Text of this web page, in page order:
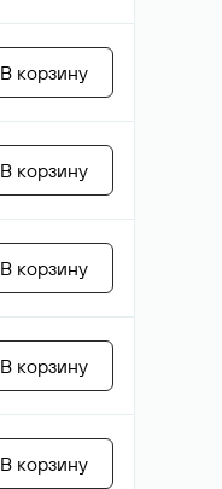
В корзину
В корзину
В корзину
В корзину
В корзину